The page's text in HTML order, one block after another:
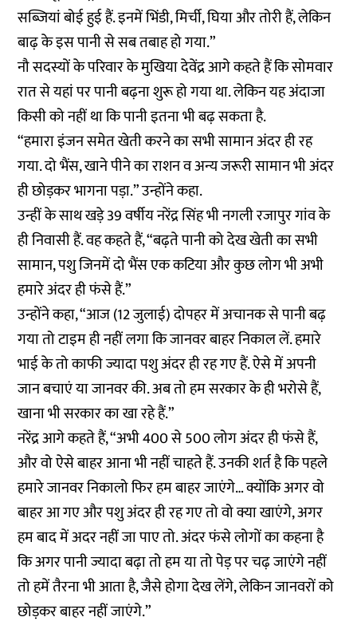
सब्जियां बोई हुई हैं. इनमें भिंडी, मिर्ची, घिया और तोरी हैं, लेकिन
बाढ़ के इस पानी से सब तबाह हो गया.”
नौ सदस्यों के परिवार के मुखिया देवेंद्र आगे कहते हैं कि सोमवार
रात से यहां पर पानी बढ़ना शुरू हो गया था. लेकिन यह अंदाजा
किसी को नहीं था कि पानी इतना भी बढ़ सकता है.
“हमारा इंजन समेत खेती करने का सभी सामान अंदर ही रह
गया. दो भैंस, खाने पीने का राशन व अन्य जरूरी सामान भी अंदर
ही छोड़कर भागना पड़ा.” उन्होंने कहा.
उन्हीं के साथ खड़े 39 वर्षीय नरेंद्र सिंह भी नगली रजापुर गांव के
ही निवासी हैं. वह कहते हैं, “बढ़ते पानी को देख खेती का सभी
सामान, पशु जिनमें दो भैंस एक कटिया और कुछ लोग भी अभी
हमारे अंदर ही फंसे हैं.”
उन्होंने कहा, “आज (12 जुलाई) दोपहर में अचानक से पानी बढ़
गया तो टाइम ही नहीं लगा कि जानवर बाहर निकाल लें. हमारे
भाई के तो काफी ज्यादा पशु अंदर ही रह गए हैं. ऐसे में अपनी
जान बचाएं या जानवर की. अब तो हम सरकार के ही भरोसे हैं,
खाना भी सरकार का खा रहे हैं.”
नरेंद्र आगे कहते हैं, “अभी 400 से 500 लोग अंदर ही फंसे हैं,
और वो ऐसे बाहर आना भी नहीं चाहते हैं. उनकी शर्त है कि पहले
हमारे जानवर निकालो फिर हम बाहर जाएंगे… क्योंकि अगर वो
बाहर आ गए और पशु अंदर ही रह गए तो वो क्या खाएंगे, अगर
हम बाद में अदर नहीं जा पाए तो. अंदर फंसे लोगों का कहना है
कि अगर पानी ज्यादा बढ़ा तो हम या तो पेड़ पर चढ़ जाएंगे नहीं
तो हमें तैरना भी आता है, जैसे होगा देख लेंगे, लेकिन जानवरों को
छोड़कर बाहर नहीं जाएंगे.”